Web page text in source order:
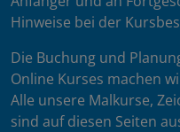
Hinweise bei der
Die Buchung und
Online Kurses machen
Alle unsere Malkurse,
sind auf diesen Seiten